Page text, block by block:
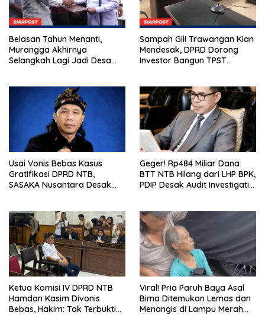
Belasan Tahun Menanti,
Murangga Akhirnya
Selangkah Lagi Jadi Desa
Sampah Gili Trawangan Kian
Mendesak, DPRD Dorong
Investor Bangun TPST
Usai Vonis Bebas Kasus
Gratifikasi DPRD NTB,
SASAKA Nusantara Desak
Geger! Rp484 Miliar Dana
BTT NTB Hilang dari LHP BPK,
PDIP Desak Audit Investigatif
Ketua Komisi IV DPRD NTB
Hamdan Kasim Divonis
Bebas, Hakim: Tak Terbukti
Viral! Pria Paruh Baya Asal
Bima Ditemukan Lemas dan
Menangis di Lampu Merah